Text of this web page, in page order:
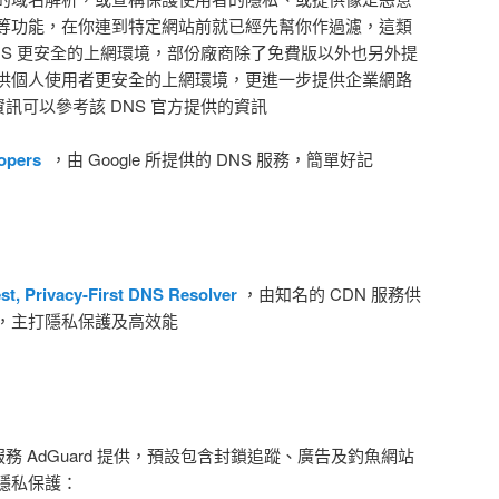
功能，在你連到特定網站前就已經先幫你作過濾，這類
更安全的上網環境，部份廠商除了免費版以外也另外提
個人使用者更安全的上網環境，更進一步提供企業網路
可以參考該 DNS 官方提供的資訊
，由 Google 所提供的 DNS 服務，簡單好記
Privacy-First DNS Resolver ，由知名的 CDN 服務供
主打隱私保護及高效能
AdGuard 提供，預設包含封鎖追蹤、廣告及釣魚網站
私保護：